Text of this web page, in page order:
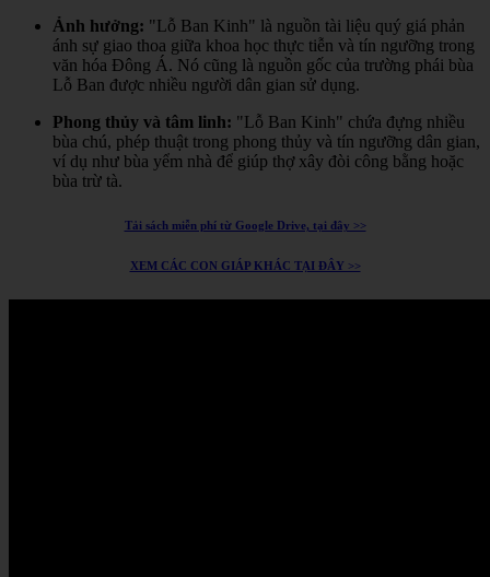
Ảnh hưởng: "Lỗ Ban Kinh" là nguồn tài liệu quý giá phản
ánh sự giao thoa giữa khoa học thực tiễn và tín ngưỡng trong
văn hóa Đông Á. Nó cũng là nguồn gốc của trường phái bùa
Lỗ Ban được nhiều người dân gian sử dụng.
Phong thủy và tâm linh: "Lỗ Ban Kinh" chứa đựng nhiều
bùa chú, phép thuật trong phong thủy và tín ngưỡng dân gian,
ví dụ như bùa yểm nhà để giúp thợ xây đòi công bằng hoặc
bùa trừ tà.
Tải sách miễn phí từ Google Drive, tại đây >>
XEM CÁC CON GIÁP KHÁC TẠI ĐÂY >>